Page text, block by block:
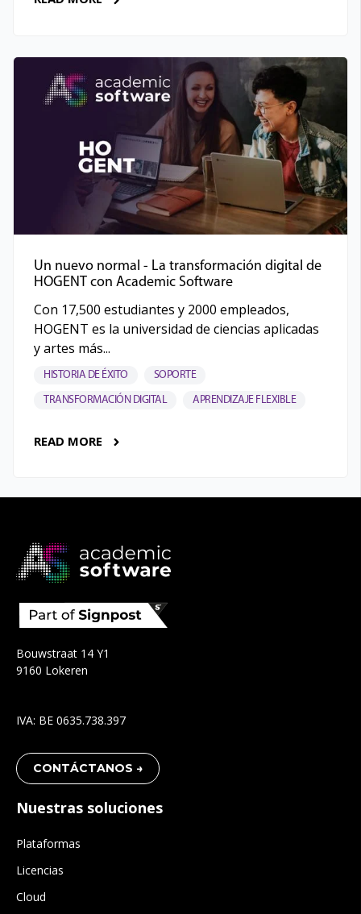
Un nuevo normal - La transformación digital de
HOGENT con Academic Software
Con 17,500 estudiantes y 2000 empleados,
HOGENT es la universidad de ciencias aplicadas
y artes más...
HISTORIA DE ÉXITO SOPORTE
TRANSFORMACIÓN DIGITAL APRENDIZAJE FLEXIBLE
READ MORE
Bouwstraat 14 Y1
9160 Lokeren
IVA: BE 0635.738.397
CONTÁCTANOS →
Nuestras soluciones
Plataformas
Licencias
Cloud